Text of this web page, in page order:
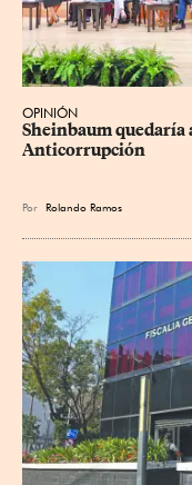
OPINIÓN
Sheinbaum quedaría
Anticorrupción
Por Rolando Ramos